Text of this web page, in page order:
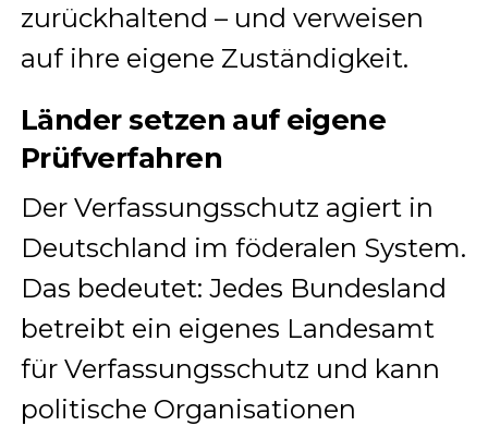
zurückhaltend – und verweisen
auf ihre eigene Zuständigkeit.
Länder setzen auf eigene
Prüfverfahren
Der Verfassungsschutz agiert in
Deutschland im föderalen System.
Das bedeutet: Jedes Bundesland
betreibt ein eigenes Landesamt
für Verfassungsschutz und kann
politische Organisationen